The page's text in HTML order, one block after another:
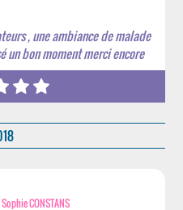
, une ambiance de malade
un bon moment merci encore
Sophie CONSTANS